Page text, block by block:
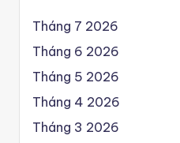
Tháng 7 2026
Tháng 6 2026
Tháng 5 2026
Tháng 4 2026
Tháng 3 2026